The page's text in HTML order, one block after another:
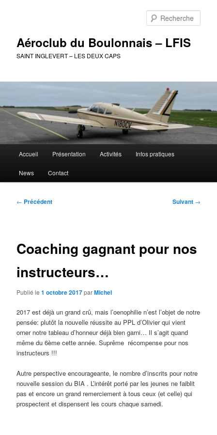
Aéroclub du Boulonnais – LFIS
SAINT INGLEVERT – LES DEUX CAPS
principal
Accueil Présentation Activités Infos pratiques
News Contact
Navigation
← Précédent Suivant →
Coaching gagnant pour nos
instructeurs…
Publié le1 octobre 2017parMichel
2017 est déjà un grand crû, mais l’oenophilie n’est l’objet de notre
pensée: plutôt la nouvelle réussite au PPL d’Olivier qui vient
orner notre tableau d’honneur déjà bien garni… Il s’agit quand
même du 6ème cette année. Suprême récompense pour nos
instructeurs !!!
Autre perspective encourageante, le nombre d’inscrits pour notre
nouvelle session du BIA . L’intérêt porté par les jeunes ne faiblit
pas et encore un grand remerciement à tous ceux (et celle) qui
prospectent et dispensent les cours chaque samedi.